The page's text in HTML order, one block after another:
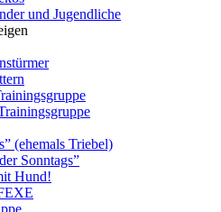
und Jugendliche
(ehemals Triebel)
Sonntags”
Hund!